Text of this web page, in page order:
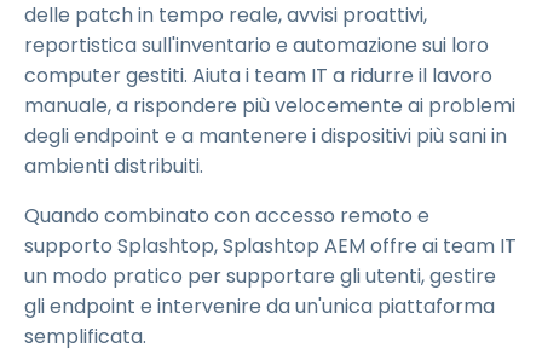
delle patch in tempo reale, avvisi proattivi,
reportistica sull'inventario e automazione sui loro
computer gestiti. Aiuta i team IT a ridurre il lavoro
manuale, a rispondere più velocemente ai problemi
degli endpoint e a mantenere i dispositivi più sani in
ambienti distribuiti.
Quando combinato con accesso remoto e
supporto Splashtop, Splashtop AEM offre ai team IT
un modo pratico per supportare gli utenti, gestire
gli endpoint e intervenire da un'unica piattaforma
semplificata.